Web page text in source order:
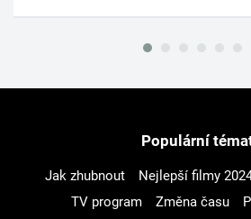
Populární
Jak zhubnout Nejlepší filmy
TV program
Změna času